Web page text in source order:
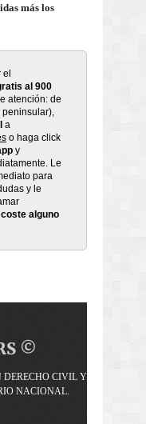
más los
al 900
atención: de
peninsular),
a
o haga click
y
Le
para
y le
alguno
©
DERECHO CIVIL Y
NACIONAL.